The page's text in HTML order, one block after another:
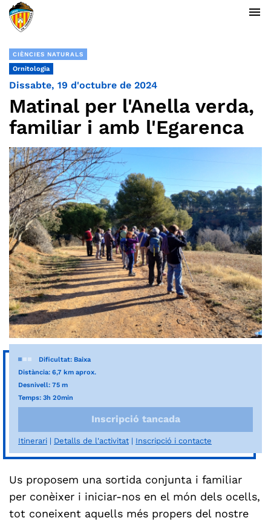
menu
CIÈNCIES NATURALS
Ornitologia
Dissabte, 19 d'octubre de 2024
Matinal per l'Anella verda,
familiar i amb l'Egarenca
Dificultat: Baixa
Distància: 6,7 km aprox.
Desnivell: 75 m
Temps: 3h 20min
Inscripció tancada
Itinerari Detalls de l'activitat Inscripció i contacte
Us proposem una sortida conjunta i familiar
per conèixer i iniciar-nos en el món dels ocells,
tot coneixent aquells més propers del nostre